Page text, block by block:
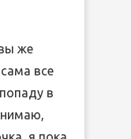
же
все
в